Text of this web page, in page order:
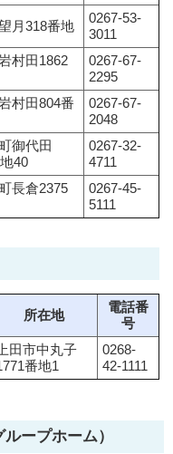
月318番地
0267-53-
3011
村田1862
0267-67-
2295
村田804番
0267-67-
2048
御代田
40
0267-32-
4711
長倉2375
0267-45-
5111
所在地
電話番
号
上田市中丸子
番地1
0268-
42-1111
ープホーム）